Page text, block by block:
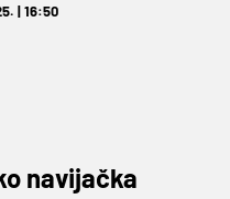
| 16:50
navijačka